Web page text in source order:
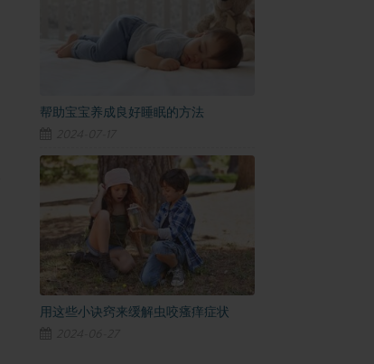
帮助宝宝养成良好睡眠的方法
用这些小诀窍来缓解虫咬瘙痒症状